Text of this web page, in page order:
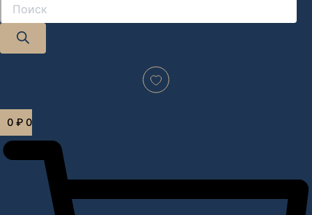
0 ₽ 0
Дизайн-проект "под ключ" в Москве